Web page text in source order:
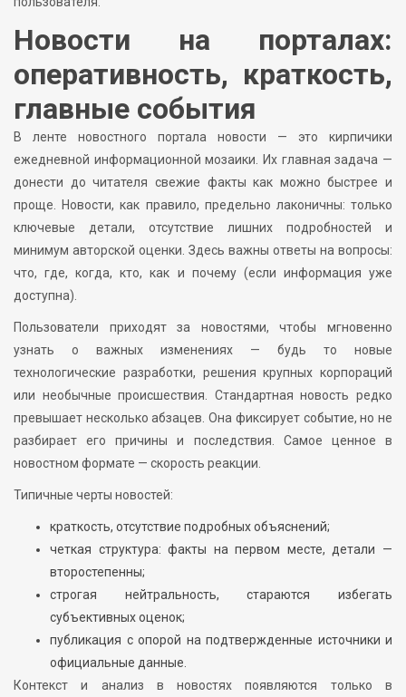
Новости на порталах:
оперативность, краткость,
главные события
В ленте новостного портала новости — это кирпичики
ежедневной информационной мозаики. Их главная задача —
донести до читателя свежие факты как можно быстрее и
проще. Новости, как правило, предельно лаконичны: только
ключевые детали, отсутствие лишних подробностей и
минимум авторской оценки. Здесь важны ответы на вопросы:
что, где, когда, кто, как и почему (если информация уже
доступна).
Пользователи приходят за новостями, чтобы мгновенно
узнать о важных изменениях — будь то новые
технологические разработки, решения крупных корпораций
или необычные происшествия. Стандартная новость редко
превышает несколько абзацев. Она фиксирует событие, но не
разбирает его причины и последствия. Самое ценное в
новостном формате — скорость реакции.
Типичные черты новостей:
краткость, отсутствие подробных объяснений;
четкая структура: факты на первом месте, детали —
второстепенны;
строгая нейтральность, стараются избегать
субъективных оценок;
публикация с опорой на подтвержденные источники и
официальные данные.
Контекст и анализ в новостях появляются только в